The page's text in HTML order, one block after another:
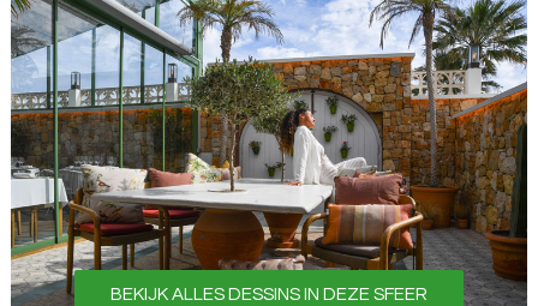
BEKIJK ALLES DESSINS IN DEZE SFEER